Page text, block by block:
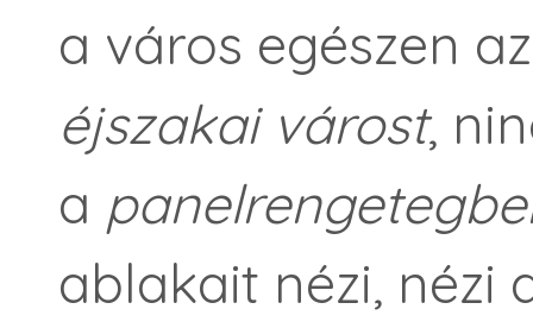
a város egészen
éjszakai várost,
a
ablakait nézi, nézi